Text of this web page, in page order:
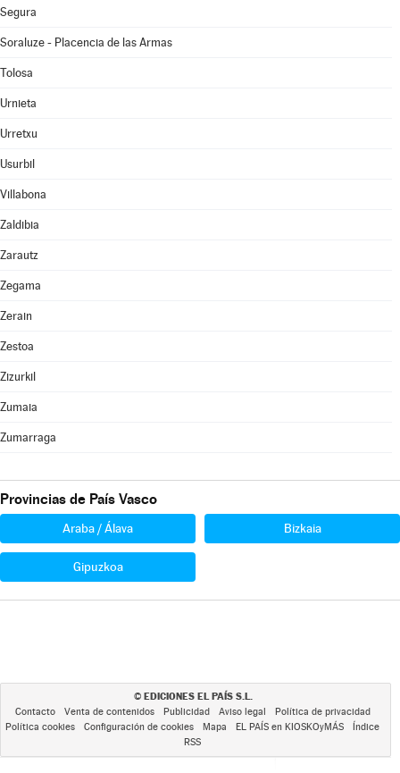
Segura
Soraluze - Placencia de las Armas
Tolosa
Urnieta
Urretxu
Usurbil
Villabona
Zaldibia
Zarautz
Zegama
Zerain
Zestoa
Zizurkil
Zumaia
Zumarraga
Provincias de País Vasco
Araba / Álava Bizkaia
Gipuzkoa
© EDICIONES EL PAÍS S.L.
Contacto Venta de contenidos Publicidad Aviso legal
Política de privacidad
Política cookies
Configuración de cookies Mapa EL PAÍS en KIOSKOyMÁS
Índice
RSS